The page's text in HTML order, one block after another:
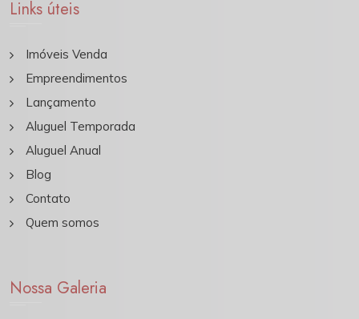
Links úteis
Imóveis Venda
Empreendimentos
Lançamento
Aluguel Temporada
Aluguel Anual
Blog
Contato
Quem somos
Nossa Galeria